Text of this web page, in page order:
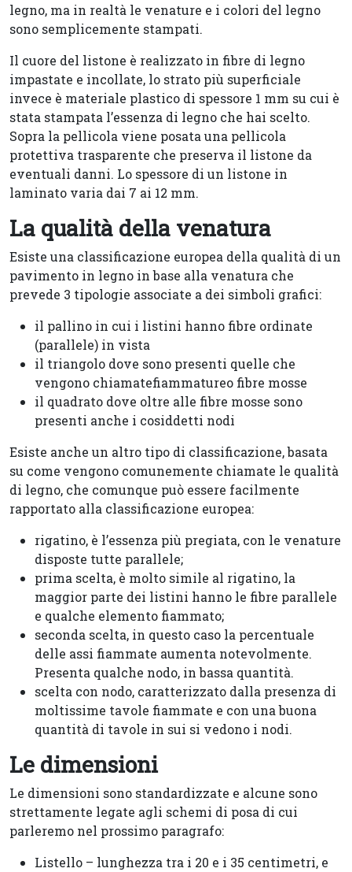
legno, ma in realtà le venature e i colori del legno
sono semplicemente stampati.
Il cuore del listone è realizzato in fibre di legno
impastate e incollate, lo strato più superficiale
invece è materiale plastico di spessore 1 mm su cui è
stata stampata l’essenza di legno che hai scelto.
Sopra la pellicola viene posata una pellicola
protettiva trasparente che preserva il listone da
eventuali danni. Lo spessore di un listone in
laminato varia dai 7 ai 12 mm.
La qualità della venatura
Esiste una classificazione europea della qualità di un
pavimento in legno in base alla venatura che
prevede 3 tipologie associate a dei simboli grafici:
il pallino in cui i listini hanno fibre ordinate
(parallele) in vista
il triangolo dove sono presenti quelle che
vengono chiamatefiammatureo fibre mosse
il quadrato dove oltre alle fibre mosse sono
presenti anche i cosiddetti nodi
Esiste anche un altro tipo di classificazione, basata
su come vengono comunemente chiamate le qualità
di legno, che comunque può essere facilmente
rapportato alla classificazione europea:
rigatino, è l’essenza più pregiata, con le venature
disposte tutte parallele;
prima scelta, è molto simile al rigatino, la
maggior parte dei listini hanno le fibre parallele
e qualche elemento fiammato;
seconda scelta, in questo caso la percentuale
delle assi fiammate aumenta notevolmente.
Presenta qualche nodo, in bassa quantità.
scelta con nodo, caratterizzato dalla presenza di
moltissime tavole fiammate e con una buona
quantità di tavole in sui si vedono i nodi.
Le dimensioni
Le dimensioni sono standardizzate e alcune sono
strettamente legate agli schemi di posa di cui
parleremo nel prossimo paragrafo:
Listello – lunghezza tra i 20 e i 35 centimetri, e